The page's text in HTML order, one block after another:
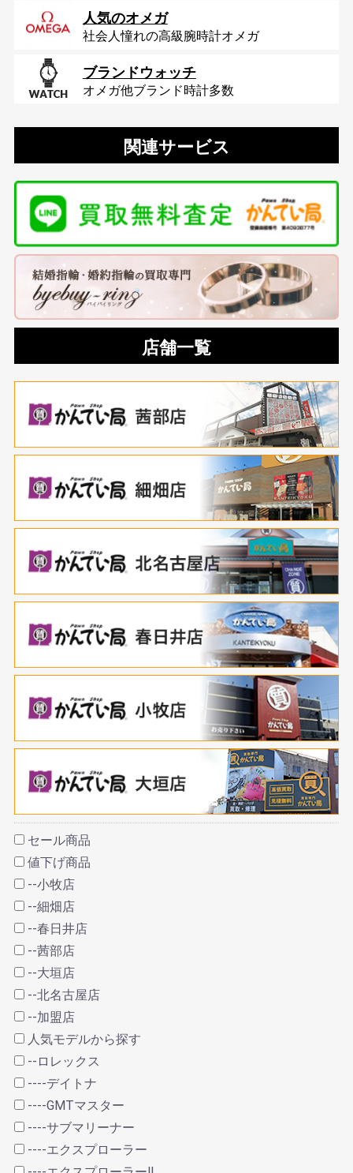
人気のオメガ
社会人憧れの高級腕時計オメガ
ブランドウォッチ
オメガ他ブランド時計多数
関連サービス
店舗一覧
セール商品
値下げ商品
--小牧店
--細畑店
--春日井店
--茜部店
--大垣店
--北名古屋店
--加盟店
人気モデルから探す
--ロレックス
----デイトナ
----GMTマスター
----サブマリーナー
----エクスプローラー